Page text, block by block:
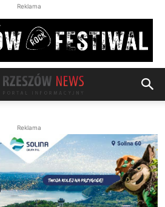
Reklama
Reklama